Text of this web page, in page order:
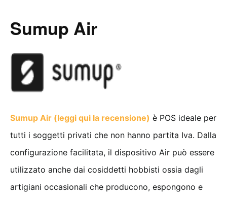
Sumup Air
Sumup Air (leggi qui la recensione) è POS ideale per
tutti i soggetti privati che non hanno partita Iva. Dalla
configurazione facilitata, il dispositivo Air può essere
utilizzato anche dai cosiddetti hobbisti ossia dagli
artigiani occasionali che producono, espongono e